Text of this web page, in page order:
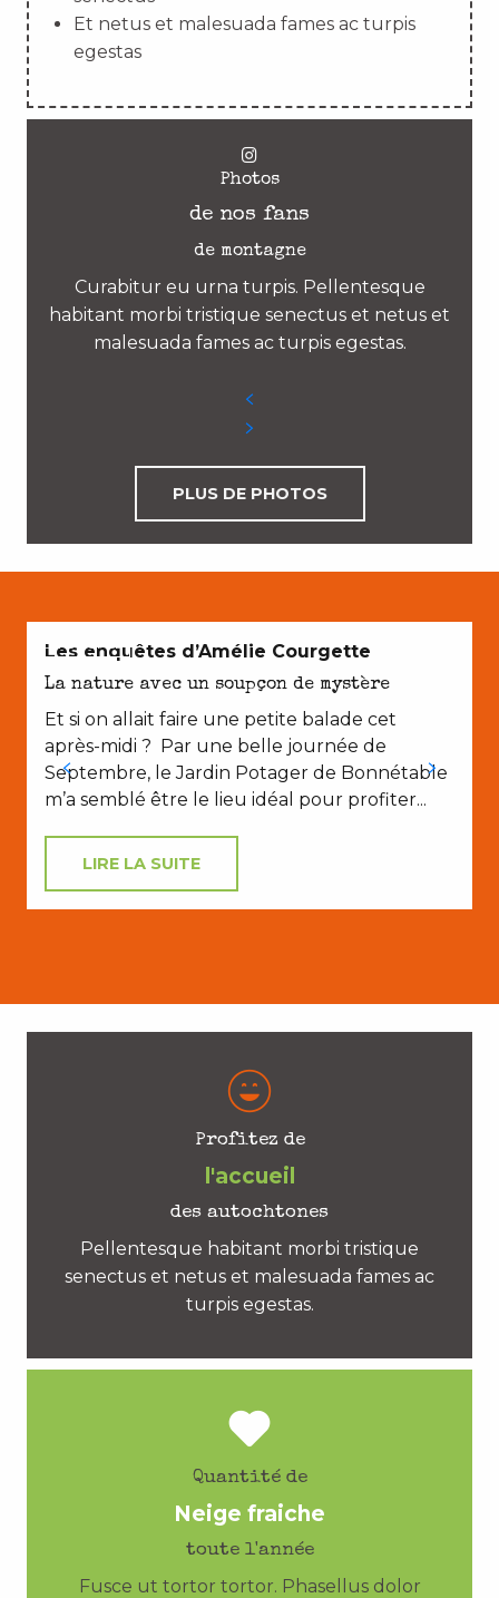
Et netus et malesuada fames ac turpis
egestas
Photos
de nos fans
de montagne
Curabitur eu urna turpis. Pellentesque
habitant morbi tristique senectus et netus et
malesuada fames ac turpis egestas.
PLUS DE PHOTOS
EN COUPLE
Les enquêtes d’Amélie Courgette
La nature avec un soupçon de mystère
Et si on allait faire une petite balade cet
après-midi ? Par une belle journée de
Septembre, le Jardin Potager de Bonnétable
m’a semblé être le lieu idéal pour profiter...
LIRE LA SUITE
Profitez de
l'accueil
des autochtones
Pellentesque habitant morbi tristique
senectus et netus et malesuada fames ac
turpis egestas.
Quantité de
Neige fraiche
toute l'année
Fusce ut tortor tortor. Phasellus dolor